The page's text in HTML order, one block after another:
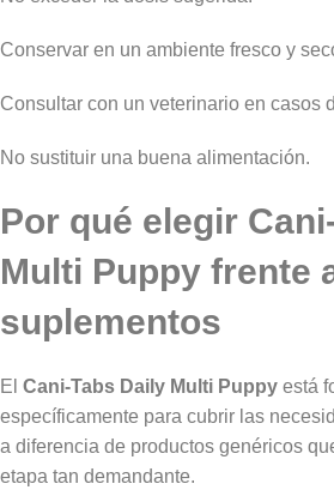
Conservar en un ambiente fresco y
Consultar con un veterinario en casos
No sustituir una buena alimentación.
Por qué elegir
Multi Puppy frente
suplementos
El Cani-Tabs Daily Multi Puppy está
específicamente para cubrir las
a diferencia de productos genéricos
etapa tan demandante.